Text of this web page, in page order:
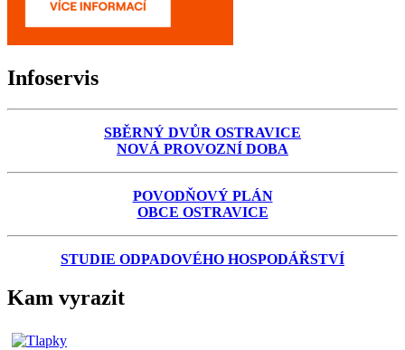
Infoservis
SBĚRNÝ DVŮR OSTRAVICE
NOVÁ PROVOZNÍ DOBA
POVODŇOVÝ PLÁN
OBCE OSTRAVICE
STUDIE ODPADOVÉHO HOSPODÁŘSTVÍ
Kam vyrazit